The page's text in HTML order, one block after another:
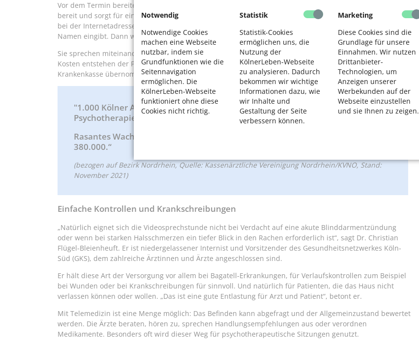
Notwendig
Notwendige Cookies
machen eine Webseite
nutzbar, indem sie
Grundfunktionen wie die
Seitennavigation
ermöglichen. Die
KölnerLeben-Webseite
funktioniert ohne diese
Cookies nicht richtig.
Statistik
Statistik-Cookies
ermöglichen uns, die
Nutzung der
KölnerLeben-Webseite
zu analysieren. Dadurch
bekommen wir wichtige
Informationen dazu, wie
wir Inhalte und
Gestaltung der Seite
verbessern können.
Marketing
Diese Cookies sind die
Grundlage für unsere
Einnahmen. Wir nutzen
Drittanbieter-
Technologien, um
Anzeigen unserer
Werbekunden auf der
Webseite einzustellen
und sie Ihnen zu zeigen.
Vor dem Termin bereitet sich die Patientin auf den virtuellen Arztbesuch vor, sie legt ihr Smartphone
bereit und sorgt für eine ruhige Umgebung. Ein paar Minuten vor der vereinbarten Uhrzeit meldet sie sich
bei der Internetadresse mit dem Code an. Am Handy-Bildschirm erscheint ein Formular, in das sie ihren
Namen eingibt. Dann wartet sie im „Online-Wartezimmer“, bis ihre Ärztin zu hören und zu sehen ist.
Sie sprechen miteinander, Christine L. zeigt ihre Wunde. Nach zehn Minuten ist die Sitzung vorüber.
Kosten entstehen der Patientin nicht, die Videosprechstunden werden bei gesetzlich Versicherten von der
Krankenkasse übernommen.
"1.000 Kölner Arztpraxen bieten Telesprechstunden. Darunter sind rund 750
Psychotherapie-Praxen.
Rasantes Wachstum: waren es 2019 erst 500 digitale Visiten, sind es 2021 schon
380.000.“
(bezogen auf Bezirk Nordrhein, Quelle: Kassenärztliche Vereinigung Nordrhein/KVNO, Stand:
November 2021)
Einfache Kontrollen und Krankschreibungen
„Natürlich eignet sich die Videosprechstunde nicht bei Verdacht auf eine akute Blinddarmentzündung
oder wenn bei starken Halsschmerzen ein tiefer Blick in den Rachen erforderlich ist“, sagt Dr. Christian
Flügel-Bleienheuft. Er ist niedergelassener Internist und Vorsitzender des Gesundheitsnetzwerkes Köln-
Süd (GKS), dem zahlreiche Ärztinnen und Ärzte angeschlossen sind.
Er hält diese Art der Versorgung vor allem bei Bagatell-Erkrankungen, für Verlaufskontrollen zum Beispiel
bei Wunden oder bei Krankschreibungen für sinnvoll. Und natürlich für Patienten, die das Haus nicht
verlassen können oder wollen. „Das ist eine gute Entlastung für Arzt und Patient“, betont er.
Mit Telemedizin ist eine Menge möglich: Das Befinden kann abgefragt und der Allgemeinzustand bewertet
werden. Die Ärzte beraten, hören zu, sprechen Handlungsempfehlungen aus oder verordnen
Medikamente. Besonders oft wird dieser Weg für psychotherapeutische Sitzungen genutzt.